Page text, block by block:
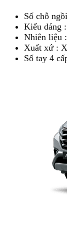
Số chỗ
Kiểu dáng
Nhiên liệu
Xuất xứ :
Số tay 4